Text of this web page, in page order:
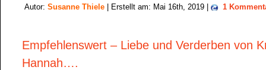
Autor: Susanne Thiele | Erstellt am: Mai 16th, 2019 | 1
Empfehlenswert – Liebe und Verderben von
Hannah….